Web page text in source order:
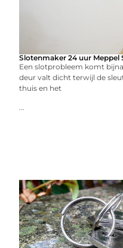
Slotenmaker 24 uur Meppel
Een slotprobleem komt
deur valt dicht terwijl de
thuis en het
...